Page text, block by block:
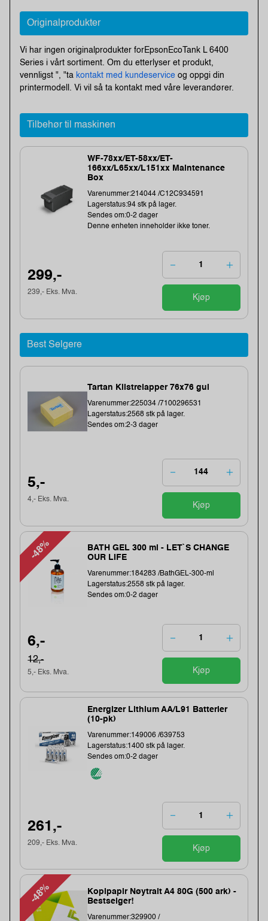
Originalprodukter
Vi har ingen originalprodukter forEpsonEcoTank L 6400
Series i vårt sortiment. Om du etterlyser et produkt,
vennligst ", "ta kontakt med kundeservice og oppgi din
printermodell. Vi vil så ta kontakt med våre leverandører.
Tilbehør til maskinen
WF-78xx/ET-58xx/ET-
166xx/L65xx/L151xx Maintenance
Box
Varenummer:214044 /C12C934591
Lagerstatus:94 stk på lager.
Sendes om:0-2 dager
Denne enheten inneholder ikke toner.
299,-
239,- Eks. Mva.
Kjøp
Best Selgere
Tartan Klistrelapper 76x76 gul
Varenummer:225034 /7100296531
Lagerstatus:2568 stk på lager.
Sendes om:2-3 dager
5,-
4,- Eks. Mva.
Kjøp
-48%
BATH GEL 300 ml - LET`S CHANGE
OUR LIFE
Varenummer:184283 /BathGEL-300-ml
Lagerstatus:2558 stk på lager.
Sendes om:0-2 dager
6,-
12,-
5,- Eks. Mva. Kjøp
Energizer Lithium AA/L91 Batterier
(10-pk)
Varenummer:149006 /639753
Lagerstatus:1400 stk på lager.
Sendes om:0-2 dager
261,-
209,- Eks. Mva.
Kjøp
-48%
Kopipapir Nøytralt A4 80G (500 ark) -
Bestselger!
Varenummer:329900 /